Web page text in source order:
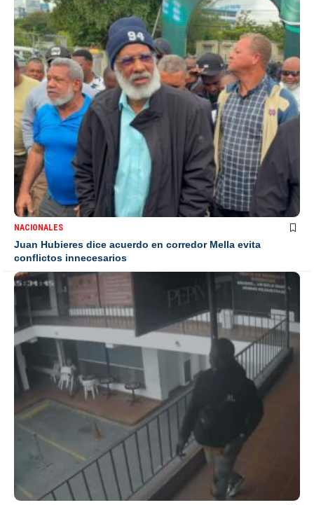
NACIONALES
Juan Hubieres dice acuerdo en corredor Mella evita
conflictos innecesarios